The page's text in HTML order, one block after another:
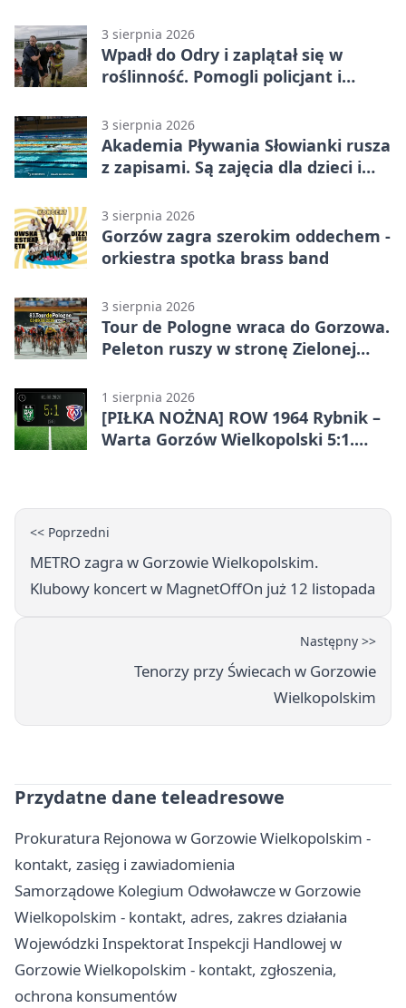
3 sierpnia 2026
Wpadł do Odry i zaplątał się w
roślinność. Pomogli policjant i
3 sierpnia 2026
Akademia Pływania Słowianki rusza
z zapisami. Są zajęcia dla dzieci i
3 sierpnia 2026
Gorzów zagra szerokim oddechem -
orkiestra spotka brass band
3 sierpnia 2026
Tour de Pologne wraca do Gorzowa.
Peleton ruszy w stronę Zielonej
1 sierpnia 2026
[PIŁKA NOŻNA] ROW 1964 Rybnik –
Warta Gorzów Wielkopolski 5:1.
<< Poprzedni
METRO zagra w Gorzowie Wielkopolskim.
Klubowy koncert w MagnetOffOn już 12 listopada
Następny >>
Tenorzy przy Świecach w Gorzowie
Wielkopolskim
Przydatne dane teleadresowe
Prokuratura Rejonowa w Gorzowie Wielkopolskim -
kontakt, zasięg i zawiadomienia
Samorządowe Kolegium Odwoławcze w Gorzowie
Wielkopolskim - kontakt, adres, zakres działania
Wojewódzki Inspektorat Inspekcji Handlowej w
Gorzowie Wielkopolskim - kontakt, zgłoszenia,
ochrona konsumentów